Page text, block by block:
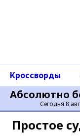
Абсолютно
Сегодня 8
Кроссворды
Простое